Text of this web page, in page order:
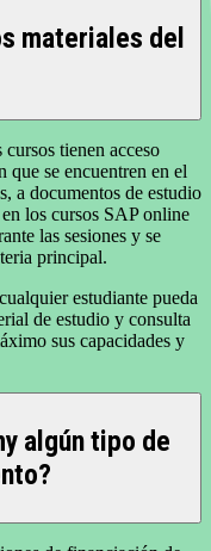
materiales del
tienen acceso
se encuentren en el
a documentos de estudio
los cursos SAP online
las sesiones y se
principal.
estudiante pueda
de estudio y consulta
sus capacidades y
algún tipo de